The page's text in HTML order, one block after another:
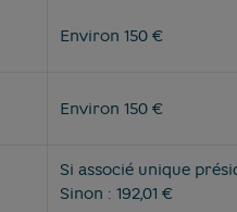
Environ 150 €
Environ 150 €
Si associé unique
Sinon : 192,01 €